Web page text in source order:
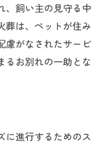
める方法
ための流れ
践的な計画立案
る方法
応のポイント
、飼い主の見守る中
葬は、ペットが住み
慮がなされたサービ
るお別れの一助とな
に進行するためのス